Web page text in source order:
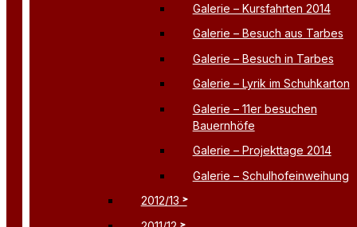
Galerie – Kursfahrten 2014
Galerie – Besuch aus Tarbes
Galerie – Besuch in Tarbes
Galerie – Lyrik im Schuhkarton
Galerie – 11er besuchen
Bauernhöfe
Galerie – Projekttage 2014
Galerie – Schulhofeinweihung
2012/13